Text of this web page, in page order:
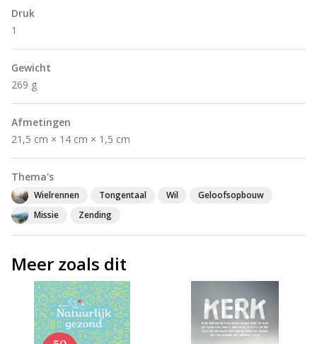
Druk
1
Gewicht
269 g
Afmetingen
21,5 cm × 14 cm × 1,5 cm
Thema's
Wielrennen Tongentaal Wil
Geloofsopbouw
Missie
Zending
Meer zoals dit